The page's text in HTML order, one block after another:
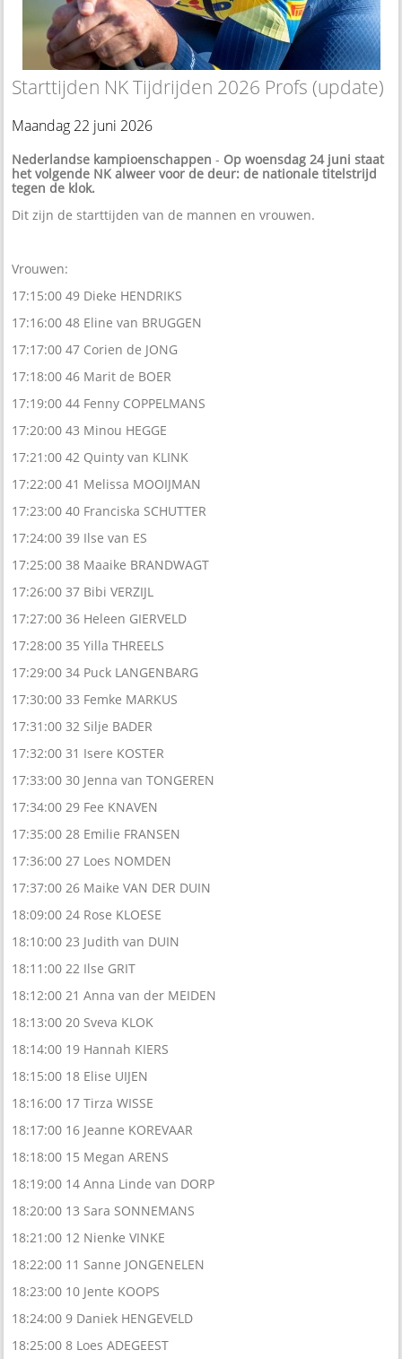
Starttijden NK Tijdrijden 2026 Profs (update)
Maandag 22 juni 2026
Nederlandse kampioenschappen - Op woensdag 24 juni staat
het volgende NK alweer voor de deur: de nationale titelstrijd
tegen de klok.
Dit zijn de starttijden van de mannen en vrouwen.
Vrouwen:
17:15:00 49 Dieke HENDRIKS
17:16:00 48 Eline van BRUGGEN
17:17:00 47 Corien de JONG
17:18:00 46 Marit de BOER
17:19:00 44 Fenny COPPELMANS
17:20:00 43 Minou HEGGE
17:21:00 42 Quinty van KLINK
17:22:00 41 Melissa MOOIJMAN
17:23:00 40 Franciska SCHUTTER
17:24:00 39 Ilse van ES
17:25:00 38 Maaike BRANDWAGT
17:26:00 37 Bibi VERZIJL
17:27:00 36 Heleen GIERVELD
17:28:00 35 Yilla THREELS
17:29:00 34 Puck LANGENBARG
17:30:00 33 Femke MARKUS
17:31:00 32 Silje BADER
17:32:00 31 Isere KOSTER
17:33:00 30 Jenna van TONGEREN
17:34:00 29 Fee KNAVEN
17:35:00 28 Emilie FRANSEN
17:36:00 27 Loes NOMDEN
17:37:00 26 Maike VAN DER DUIN
18:09:00 24 Rose KLOESE
18:10:00 23 Judith van DUIN
18:11:00 22 Ilse GRIT
18:12:00 21 Anna van der MEIDEN
18:13:00 20 Sveva KLOK
18:14:00 19 Hannah KIERS
18:15:00 18 Elise UIJEN
18:16:00 17 Tirza WISSE
18:17:00 16 Jeanne KOREVAAR
18:18:00 15 Megan ARENS
18:19:00 14 Anna Linde van DORP
18:20:00 13 Sara SONNEMANS
18:21:00 12 Nienke VINKE
18:22:00 11 Sanne JONGENELEN
18:23:00 10 Jente KOOPS
18:24:00 9 Daniek HENGEVELD
18:25:00 8 Loes ADEGEEST